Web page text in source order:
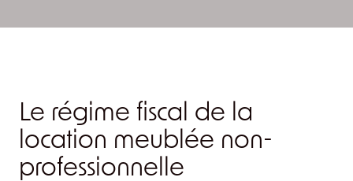
Le régime fiscal de la
location meublée non-
professionnelle